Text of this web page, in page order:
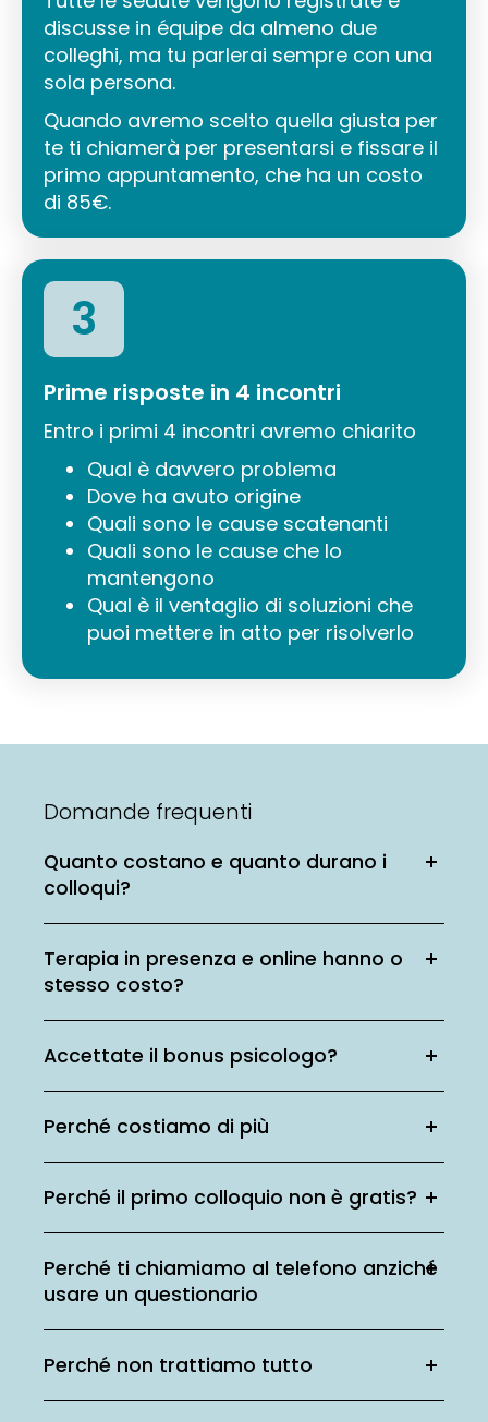
discusse in équipe da almeno due
colleghi, ma tu parlerai sempre con una
sola persona.
Quando avremo scelto quella giusta per
te ti chiamerà per presentarsi e fissare il
primo appuntamento, che ha un costo
di 85€.
3
Prime risposte in 4 incontri
Entro i primi 4 incontri avremo chiarito
Qual è davvero problema
Dove ha avuto origine
Quali sono le cause scatenanti
Quali sono le cause che lo
mantengono
Qual è il ventaglio di soluzioni che
puoi mettere in atto per risolverlo
Domande frequenti
Quanto costano e quanto durano i
colloqui?
Terapia in presenza e online hanno o
stesso costo?
Accettate il bonus psicologo?
Perché costiamo di più
Perché il primo colloquio non è gratis?
Perché ti chiamiamo al telefono anziché
usare un questionario
Perché non trattiamo tutto